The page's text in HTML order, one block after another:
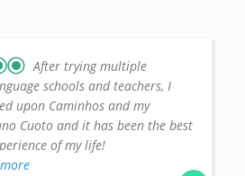
After trying multiple
schools and teachers, I
upon Caminhos and my
Cuoto and it has been the best
of my life!